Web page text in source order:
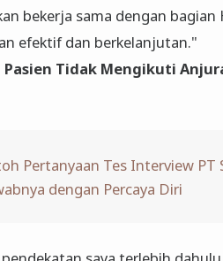
bekerja sama dengan
efektif dan berkelanjutan."
Pasien Tidak Mengikuti
Pertanyaan Tes Interview PT
dengan Percaya Diri